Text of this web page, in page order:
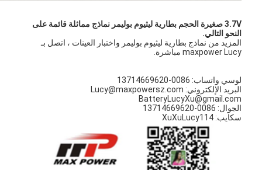
3.7V صغيرة الحجم بطارية ليثيوم بوليمر نماذج مماثلة قائمة على
النحو التالي.
المزيد من نماذج بطارية ليثيوم بوليمر واختبار العينات ، اتصل بـ
maxpower Lucy مباشرة.
لوسي واتساب: 0086-13714669620
البريد الإلكتروني: Lucy@maxpowersz.com
BatteryLucyXu@gmail.com
الجوال: 0086-13714669620
سكايب: XuXuLucy114